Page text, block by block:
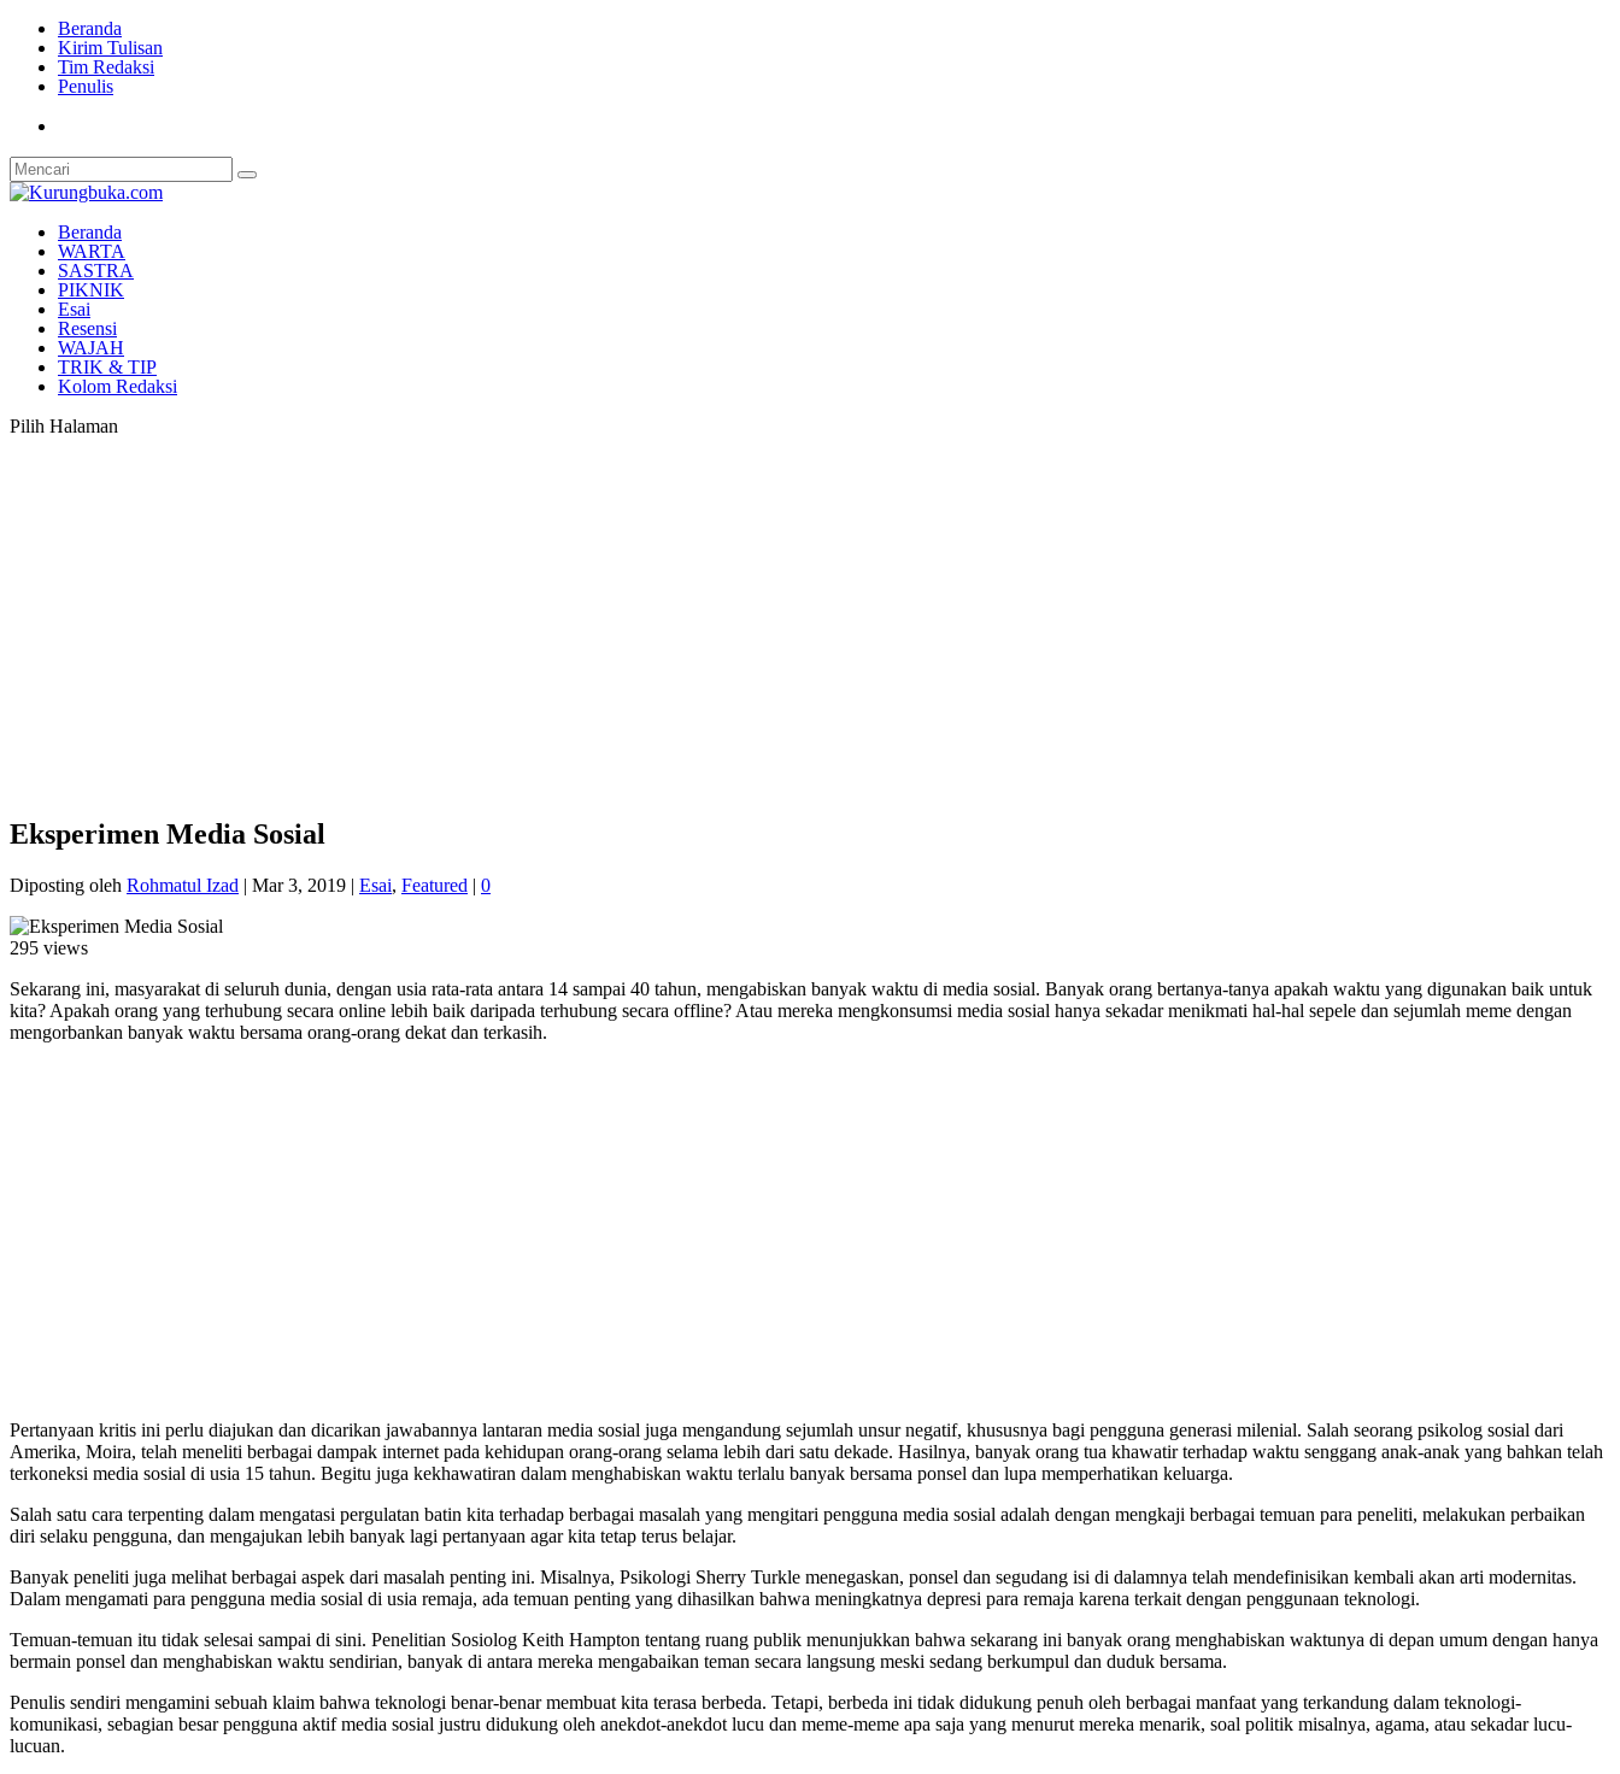
Beranda
Kirim Tulisan
Tim Redaksi
Penulis
Beranda
WARTA
SASTRA
PIKNIK
Esai
Resensi
WAJAH
TRIK & TIP
Kolom Redaksi
Pilih Halaman
Eksperimen Media Sosial
Diposting oleh Rohmatul Izad | Mar 3, 2019 | Esai, Featured | 0
295 views
Sekarang ini, masyarakat di seluruh dunia, dengan usia rata-rata antara 14 sampai 40 tahun, mengabiskan banyak waktu di media sosial. Banyak orang bertanya-tanya apakah waktu yang digunakan baik untuk
kita? Apakah orang yang terhubung secara online lebih baik daripada terhubung secara offline? Atau mereka mengkonsumsi media sosial hanya sekadar menikmati hal-hal sepele dan sejumlah meme dengan
mengorbankan banyak waktu bersama orang-orang dekat dan terkasih.
Pertanyaan kritis ini perlu diajukan dan dicarikan jawabannya lantaran media sosial juga mengandung sejumlah unsur negatif, khususnya bagi pengguna generasi milenial. Salah seorang psikolog sosial dari
Amerika, Moira, telah meneliti berbagai dampak internet pada kehidupan orang-orang selama lebih dari satu dekade. Hasilnya, banyak orang tua khawatir terhadap waktu senggang anak-anak yang bahkan telah
terkoneksi media sosial di usia 15 tahun. Begitu juga kekhawatiran dalam menghabiskan waktu terlalu banyak bersama ponsel dan lupa memperhatikan keluarga.
Salah satu cara terpenting dalam mengatasi pergulatan batin kita terhadap berbagai masalah yang mengitari pengguna media sosial adalah dengan mengkaji berbagai temuan para peneliti, melakukan perbaikan
diri selaku pengguna, dan mengajukan lebih banyak lagi pertanyaan agar kita tetap terus belajar.
Banyak peneliti juga melihat berbagai aspek dari masalah penting ini. Misalnya, Psikologi Sherry Turkle menegaskan, ponsel dan segudang isi di dalamnya telah mendefinisikan kembali akan arti modernitas.
Dalam mengamati para pengguna media sosial di usia remaja, ada temuan penting yang dihasilkan bahwa meningkatnya depresi para remaja karena terkait dengan penggunaan teknologi.
Temuan-temuan itu tidak selesai sampai di sini. Penelitian Sosiolog Keith Hampton tentang ruang publik menunjukkan bahwa sekarang ini banyak orang menghabiskan waktunya di depan umum dengan hanya
bermain ponsel dan menghabiskan waktu sendirian, banyak di antara mereka mengabaikan teman secara langsung meski sedang berkumpul dan duduk bersama.
Penulis sendiri mengamini sebuah klaim bahwa teknologi benar-benar membuat kita terasa berbeda. Tetapi, berbeda ini tidak didukung penuh oleh berbagai manfaat yang terkandung dalam teknologi-
komunikasi, sebagian besar pengguna aktif media sosial justru didukung oleh anekdot-anekdot lucu dan meme-meme apa saja yang menurut mereka menarik, soal politik misalnya, agama, atau sekadar lucu-
lucuan.